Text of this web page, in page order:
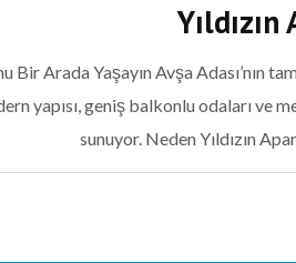
Bir Arada Yaşayın Avşa
yapısı, geniş balkonlu odaları ve
sunuyor. Neden Yıldızın